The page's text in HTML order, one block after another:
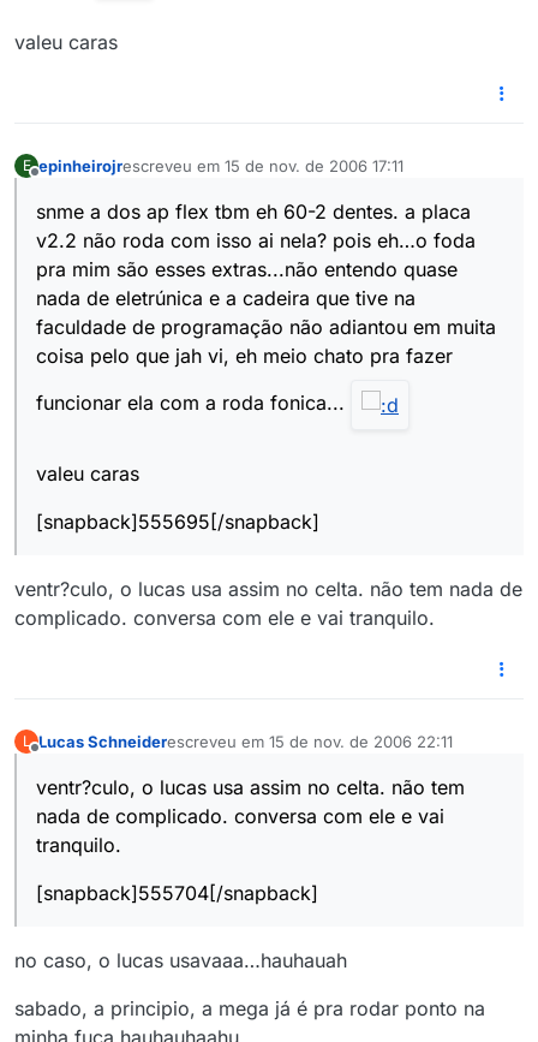
valeu caras
E epinheirojrescreveu em 15 de nov. de 2006 17:11
última edição por
snme a dos ap flex tbm eh 60-2 dentes. a placa
v2.2 não roda com isso ai nela? pois eh…o foda
pra mim são esses extras...não entendo quase
nada de eletrúnica e a cadeira que tive na
faculdade de programação não adiantou em muita
coisa pelo que jah vi, eh meio chato pra fazer
funcionar ela com a roda fonica...
valeu caras
[snapback]555695[/snapback]
ventr?culo, o lucas usa assim no celta. não tem nada de
complicado. conversa com ele e vai tranquilo.
L Lucas Schneiderescreveu em 15 de nov. de 2006 22:11
última edição por
ventr?culo, o lucas usa assim no celta. não tem
nada de complicado. conversa com ele e vai
tranquilo.
[snapback]555704[/snapback]
no caso, o lucas usavaaa…hauhauah
sabado, a principio, a mega já é pra rodar ponto na